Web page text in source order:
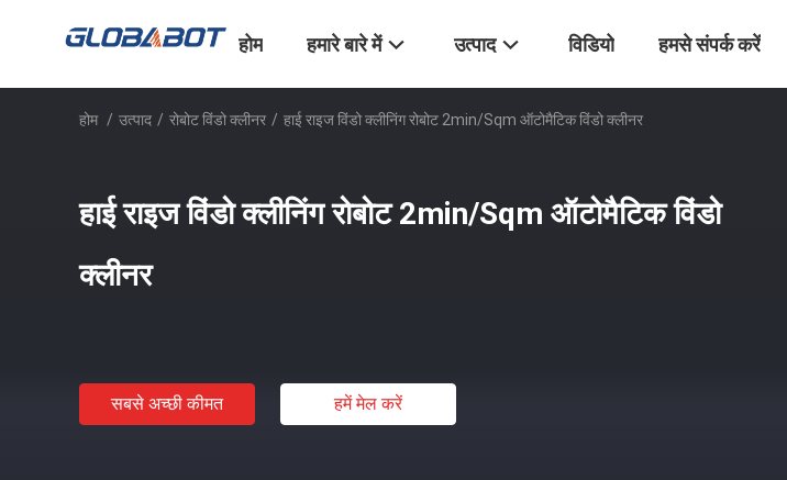
होम हमारे बारे में उत्पाद विडियो हमसे संपर्क करें
होम / उत्पाद / रोबोट विंडो क्लीनर / हाई राइज विंडो क्लीनिंग रोबोट 2min/Sqm ऑटोमैटिक विंडो क्लीनर
हाई राइज विंडो क्लीनिंग रोबोट 2min/Sqm ऑटोमैटिक विंडो
क्लीनर
सबसे अच्छी कीमत हमें मेल करें